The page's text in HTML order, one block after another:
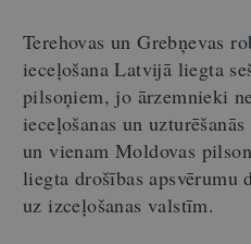
Terehovas unGrebņevas
ieceļošana Latvijā liegta
pilsoņiem, jo ārzemnieki
ieceļošanas un
un vienam Moldovas
liegta drošības apsvērumu
uz izceļošanas valstīm.